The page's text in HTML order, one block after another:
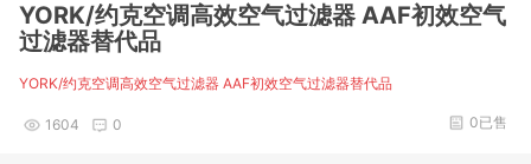
YORK/约克空调高效空气过滤器 AAF初效空气
过滤器替代品
YORK/约克空调高效空气过滤器 AAF初效空气过滤器替代品
1604 0 0已售